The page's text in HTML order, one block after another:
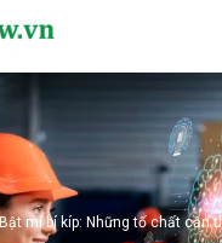
Bật mí bí kíp: Những tố chất cần